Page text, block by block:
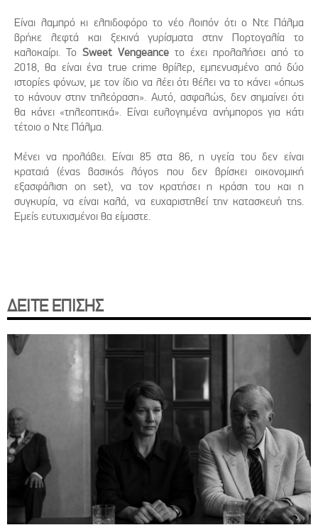
Είναι λαμπρό κι ελπιδοφόρο το νέο λοιπόν ότι ο Ντε Πάλμα
βρήκε λεφτά και ξεκινά γυρίσματα στην Πορτογαλία το
καλοκαίρι. Το Sweet Vengeance το έχει προλαλήσει από το
2018, θα είναι ένα true crime θρίλερ, εμπενυσμένο από δύο
ιστορίες φόνων, με τον ίδιο να λέει ότι θέλει να το κάνει «όπως
το κάνουν στην τηλεόραση». Αυτό, ασφαλώς, δεν σημαίνει ότι
θα κάνει «τηλεοπτικά». Είναι ευλογημένα ανήμπορος για κάτι
τέτοιο ο Ντε Πάλμα.
Μένει να προλάβει. Είναι 85 στα 86, η υγεία του δεν είναι
κραταιά (ένας βασικός λόγος που δεν βρίσκει οικονομική
εξασφάλιση on set), να τον κρατήσει η κράση του και η
συγκυρία, να είναι καλά, να ευχαριστηθεί την κατασκευή της.
Εμείς ευτυχισμένοι θα είμαστε.
ΔΕΙΤΕ ΕΠΙΣΗΣ